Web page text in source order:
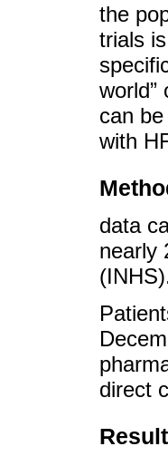
the
trials
world”
can
with
data
nearly
direct